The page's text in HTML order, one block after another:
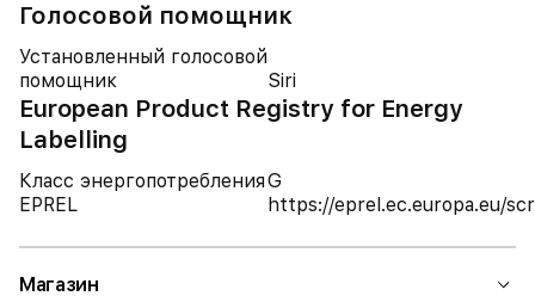
Голосовой помощник
Установленный голосовой
помощник
Siri
European Product Registry for Energy
Labelling
Класс энергопотребленияG
EPREL
https://eprel.ec.europa.eu/
Магазин